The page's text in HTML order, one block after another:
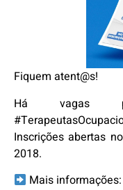
Fiquem atent@s!
Há vagas
Inscrições abertas
2018.
Mais informações: